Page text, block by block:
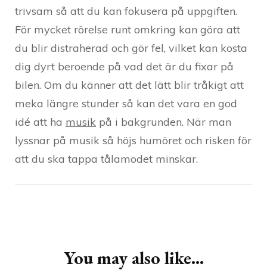
trivsam så att du kan fokusera på uppgiften.
För mycket rörelse runt omkring kan göra att
du blir distraherad och gör fel, vilket kan kosta
dig dyrt beroende på vad det är du fixar på
bilen. Om du känner att det lätt blir tråkigt att
meka längre stunder så kan det vara en god
idé att ha musik på i bakgrunden. När man
lyssnar på musik så höjs humöret och risken för
att du ska tappa tålamodet minskar.
You may also like...